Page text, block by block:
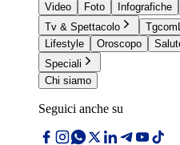
Video
Foto Infografiche
Tv & Spettacolo
Lifestyle
Oroscopo
Speciali
Chi siamo
Seguici anche su